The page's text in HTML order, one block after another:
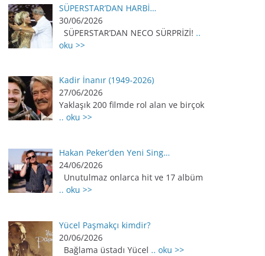
SÜPERSTAR’DAN HARBİ…
30/06/2026
SÜPERSTAR’DAN NECO SÜRPRİZİ! ..
oku >>
Kadir İnanır (1949-2026)
27/06/2026
Yaklaşık 200 filmde rol alan ve birçok
.. oku >>
Hakan Peker’den Yeni Sing…
24/06/2026
Unutulmaz onlarca hit ve 17 albüm
.. oku >>
Yücel Paşmakçı kimdir?
20/06/2026
Bağlama üstadı Yücel .. oku >>